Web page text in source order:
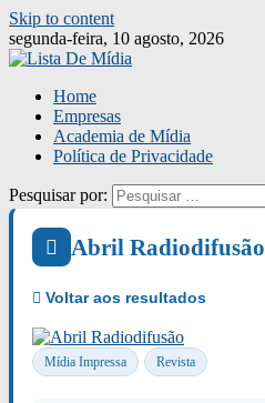
Skip to content
segunda-feira, 10 agosto, 2026
Home
Empresas
Academia de Mídia
Política de Privacidade
Pesquisar por:
Abril Radiodifusão
Mídia Impressa Revista